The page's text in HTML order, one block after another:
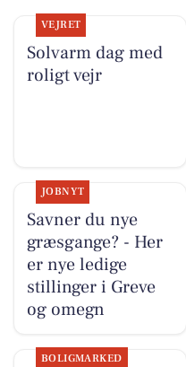
VEJRET
Solvarm dag med
roligt vejr
JOBNYT
Savner du nye
græsgange? - Her
er nye ledige
stillinger i Greve
og omegn
BOLIGMARKED